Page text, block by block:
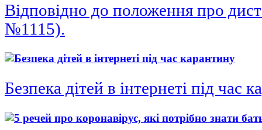
Відповідно до положення про
№1115).
Безпека дітей в інтернеті під час